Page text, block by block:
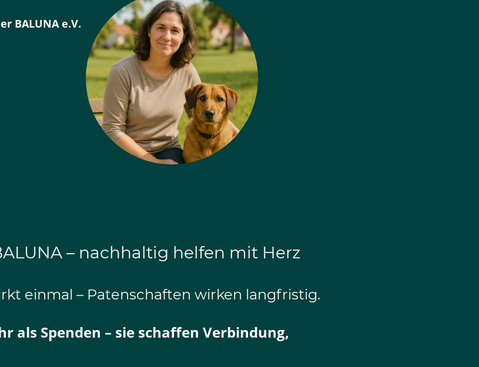
BALUNA e.V.
– nachhaltig helfen mit Herz
einmal – Patenschaften wirken langfristig.
als Spenden – sie schaffen Verbindung,